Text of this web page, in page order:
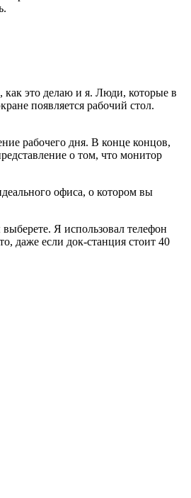
это делаю и я. Люди, которые в
появляется рабочий стол.
рабочего дня. В конце концов,
о том, что монитор
офиса, о котором вы
Я использовал телефон
даже если док-станция стоит 40